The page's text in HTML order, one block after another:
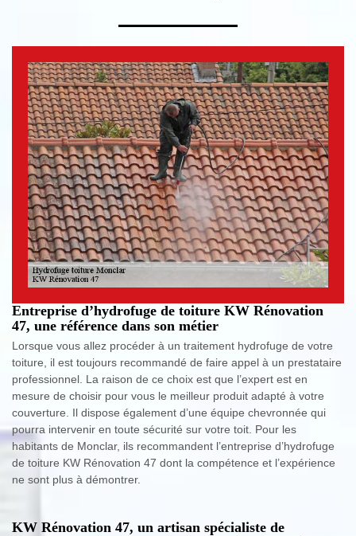
Entreprise d’hydrofuge de toiture KW Rénovation
47, une référence dans son métier
Lorsque vous allez procéder à un traitement hydrofuge de votre
toiture, il est toujours recommandé de faire appel à un prestataire
professionnel. La raison de ce choix est que l’expert est en
mesure de choisir pour vous le meilleur produit adapté à votre
couverture. Il dispose également d’une équipe chevronnée qui
pourra intervenir en toute sécurité sur votre toit. Pour les
habitants de Monclar, ils recommandent l’entreprise d’hydrofuge
de toiture KW Rénovation 47 dont la compétence et l’expérience
ne sont plus à démontrer.
KW Rénovation 47, un artisan spécialiste de